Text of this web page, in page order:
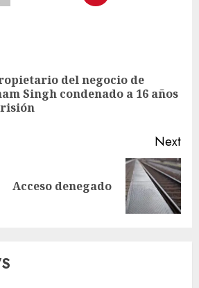
del negocio de
Singh condenado a 16 años
Next
Acceso denegado